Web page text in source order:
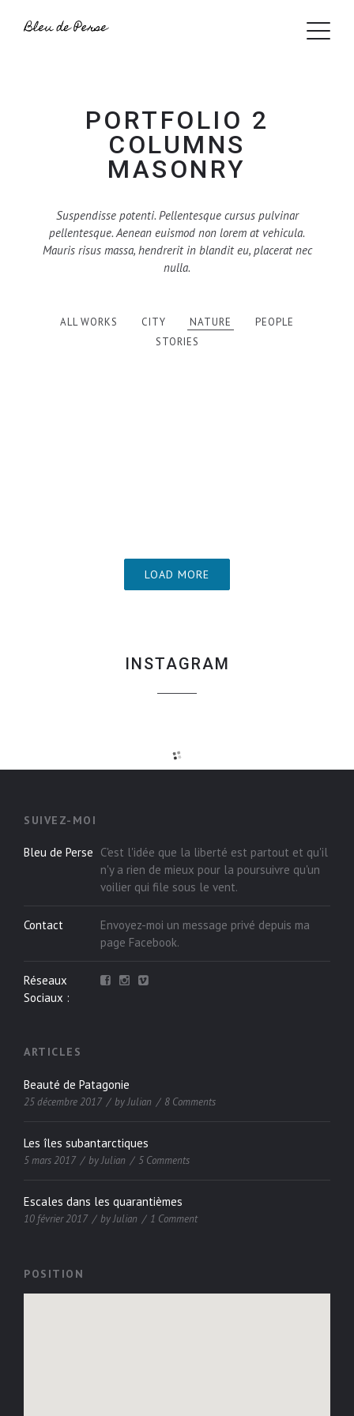
PORTFOLIO 2
COLUMNS
MASONRY
Suspendisse potenti. Pellentesque cursus pulvinar
pellentesque. Aenean euismod non lorem at vehicula.
Mauris risus massa, hendrerit in blandit eu, placerat nec
nulla.
ALL WORKS CITY NATURE
PEOPLE
STORIES
LOAD MORE
INSTAGRAM
SUIVEZ-MOI
Bleu de Perse C'est l'idée que la liberté est partout et qu'il
n'y a rien de mieux pour la poursuivre qu'un
voilier qui file sous le vent.
Contact
Envoyez-moi un message privé depuis ma
page Facebook.
Réseaux
Sociaux :
ARTICLES
Beauté de Patagonie
25 décembre 2017 byJulian 8 Comments
Les îles subantarctiques
5 mars 2017 byJulian 5 Comments
Escales dans les quarantièmes
10 février 2017 byJulian 1 Comment
POSITION